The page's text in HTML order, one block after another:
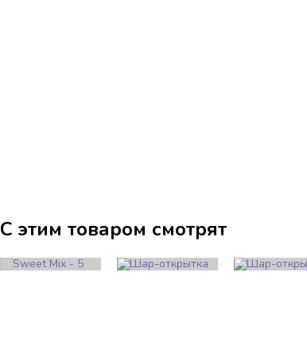
С этим товаром смотрят